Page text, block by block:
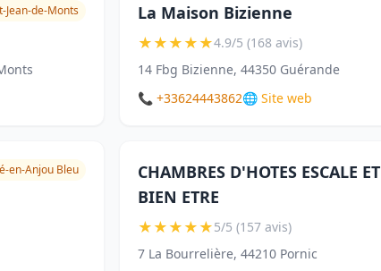
Jean-de-Monts La Maison Bizienne
★★★★★4.9/5 (168 avis)
14 Fbg Bizienne, 44350 Guérande
📞 +33624443862🌐 Site web
en-Anjou Bleu
CHAMBRES D'HOTES ESCALE ET
BIEN ETRE
★★★★★5/5 (157 avis)
7 La Bourrelière, 44210 Pornic